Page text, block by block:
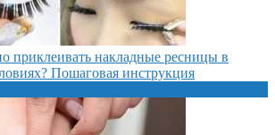
приклеивать накладные ресницы в
Пошаговая инструкция